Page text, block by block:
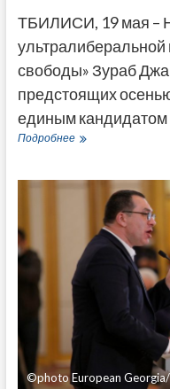
ТБИЛИСИ, 19 мая –
ультралиберальной
свободы» Зураб
предстоящих
единым кандидатом
ПодробнееЛидер
против
баллотироваться
пост
мэра
Тбилиси
©photo European Georgia/